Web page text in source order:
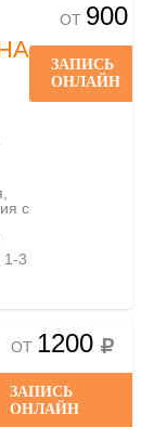
с
1-3
ОТ 900
ЗАПИСЬ
ОНЛАЙН
ОТ 1200
ЗАПИСЬ
ОНЛАЙН